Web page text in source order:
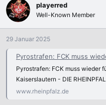
playerred
Well-Known Member
29 Januar 2025
Pyrostrafen: FCK muss wieder für
Pyrostrafen: FCK muss wieder
Kaiserslautern - DIE
www.rheinpfalz.de